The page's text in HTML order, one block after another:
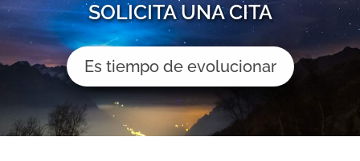
SOLICITA UNA CITA
Es tiempo de evolucionar